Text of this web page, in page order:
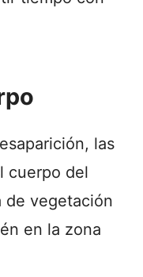
las
cuerpo del
de vegetación
en la zona